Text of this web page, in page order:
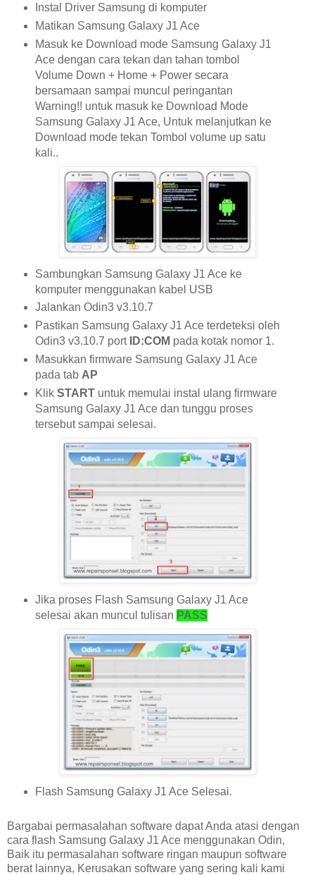
Instal Driver Samsung di komputer
Matikan Samsung Galaxy J1 Ace
Masuk ke Download mode Samsung Galaxy J1
Ace dengan cara tekan dan tahan tombol
Volume Down + Home + Power secara
bersamaan sampai muncul peringantan
Warning!! untuk masuk ke Download Mode
Samsung Galaxy J1 Ace, Untuk melanjutkan ke
Download mode tekan Tombol volume up satu
kali..
Sambungkan Samsung Galaxy J1 Ace ke
komputer menggunakan kabel USB
Jalankan Odin3 v3.10.7
Pastikan Samsung Galaxy J1 Ace terdeteksi oleh
Odin3 v3.10.7 portID:COM pada kotak nomor 1.
Masukkan firmware Samsung Galaxy J1 Ace
pada tab AP
Klik START untuk memulai instal ulang firmware
Samsung Galaxy J1 Ace dan tunggu proses
tersebut sampai selesai.
Jika proses Flash Samsung Galaxy J1 Ace
selesai akan muncul tulisan PASS
Flash Samsung Galaxy J1 Ace Selesai.
Bargabai permasalahan software dapat Anda atasi dengan
cara flash Samsung Galaxy J1 Ace menggunakan Odin,
Baik itu permasalahan software ringan maupun software
berat lainnya, Kerusakan software yang sering kali kami